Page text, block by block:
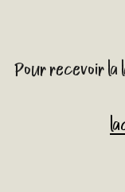
Pour recevoir